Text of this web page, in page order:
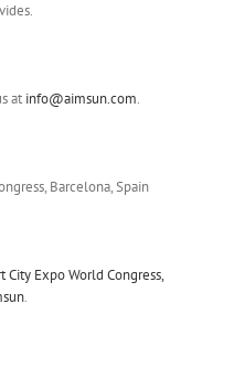
at info@aimsun.com.
Expo World Congress,
.